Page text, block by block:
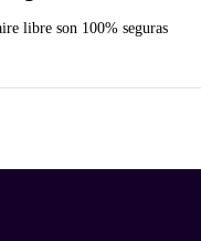
libre son 100% seguras